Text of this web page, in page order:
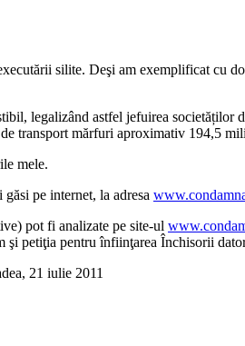
silite. Deşi am exemplificat cu
legalizând astfel jefuirea
transport mărfuri aproximativ 194,5
mele.
pe internet, la adresa
pot fi analizate pe site-ul
şi petiţia pentru înfiinţarea Închisorii
21 iulie 2011